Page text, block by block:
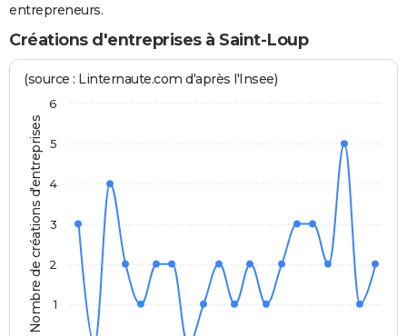
entrepreneurs.
Créations d'entreprises à Saint-Loup
Nombre de créations d'entreprises
(source : Linternaute.com d'après l'Insee)
1
2
3
4
5
6